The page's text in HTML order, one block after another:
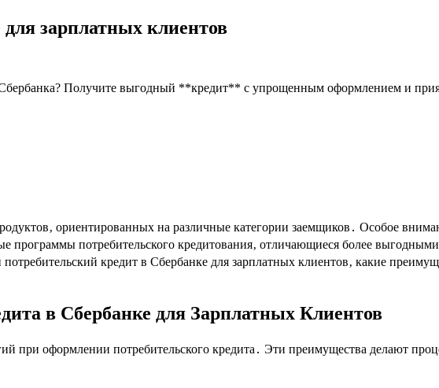
зарплатных клиентов
Получите выгодный **кредит** с упрощенным оформлением и
ориентированных на различные категории заемщиков․ Особое
программы потребительского кредитования‚ отличающиеся более
кредит в Сбербанке для зарплатных клиентов‚ какие
в Сбербанке для Зарплатных Клиентов
при оформлении потребительского кредита․ Эти преимущества делают